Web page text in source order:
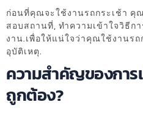
ก่อนที่คุณจะใช้งานรถกระเช้า คุ
สอบสถานที่, ทำความเข้าใจวิธีก
งาน.เพื่อให้แน่ใจว่าคุณใช้งานร
อุบัติเหตุ.
ความสำคัญของการ
ถูกต้อง?